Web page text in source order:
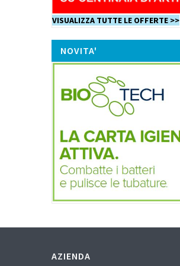
VISUALIZZA TUTTE LE OFFERTE >>
NOVITA'
AZIENDA